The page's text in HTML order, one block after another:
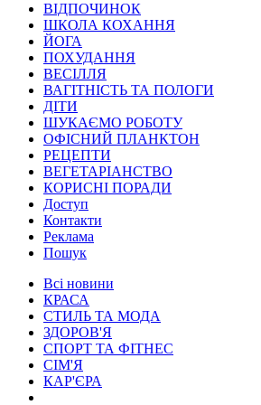
ВІДПОЧИНОК
ШКОЛА КОХАННЯ
ЙОГА
ПОХУДАННЯ
ВЕСІЛЛЯ
ВАГІТНІСТЬ ТА ПОЛОГИ
ДІТИ
ШУКАЄМО РОБОТУ
ОФІСНИЙ ПЛАНКТОН
РЕЦЕПТИ
ВЕГЕТАРІАНСТВО
КОРИСНІ ПОРАДИ
Доступ
Контакти
Реклама
Пошук
Всі новини
КРАСА
СТИЛЬ ТА МОДА
ЗДОРОВ'Я
СПОРТ ТА ФІТНЕС
СІМ'Я
КАР'ЄРА